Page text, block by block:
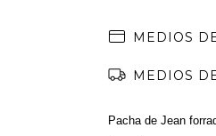
MEDIOS
MEDIOS
Pacha de Jean